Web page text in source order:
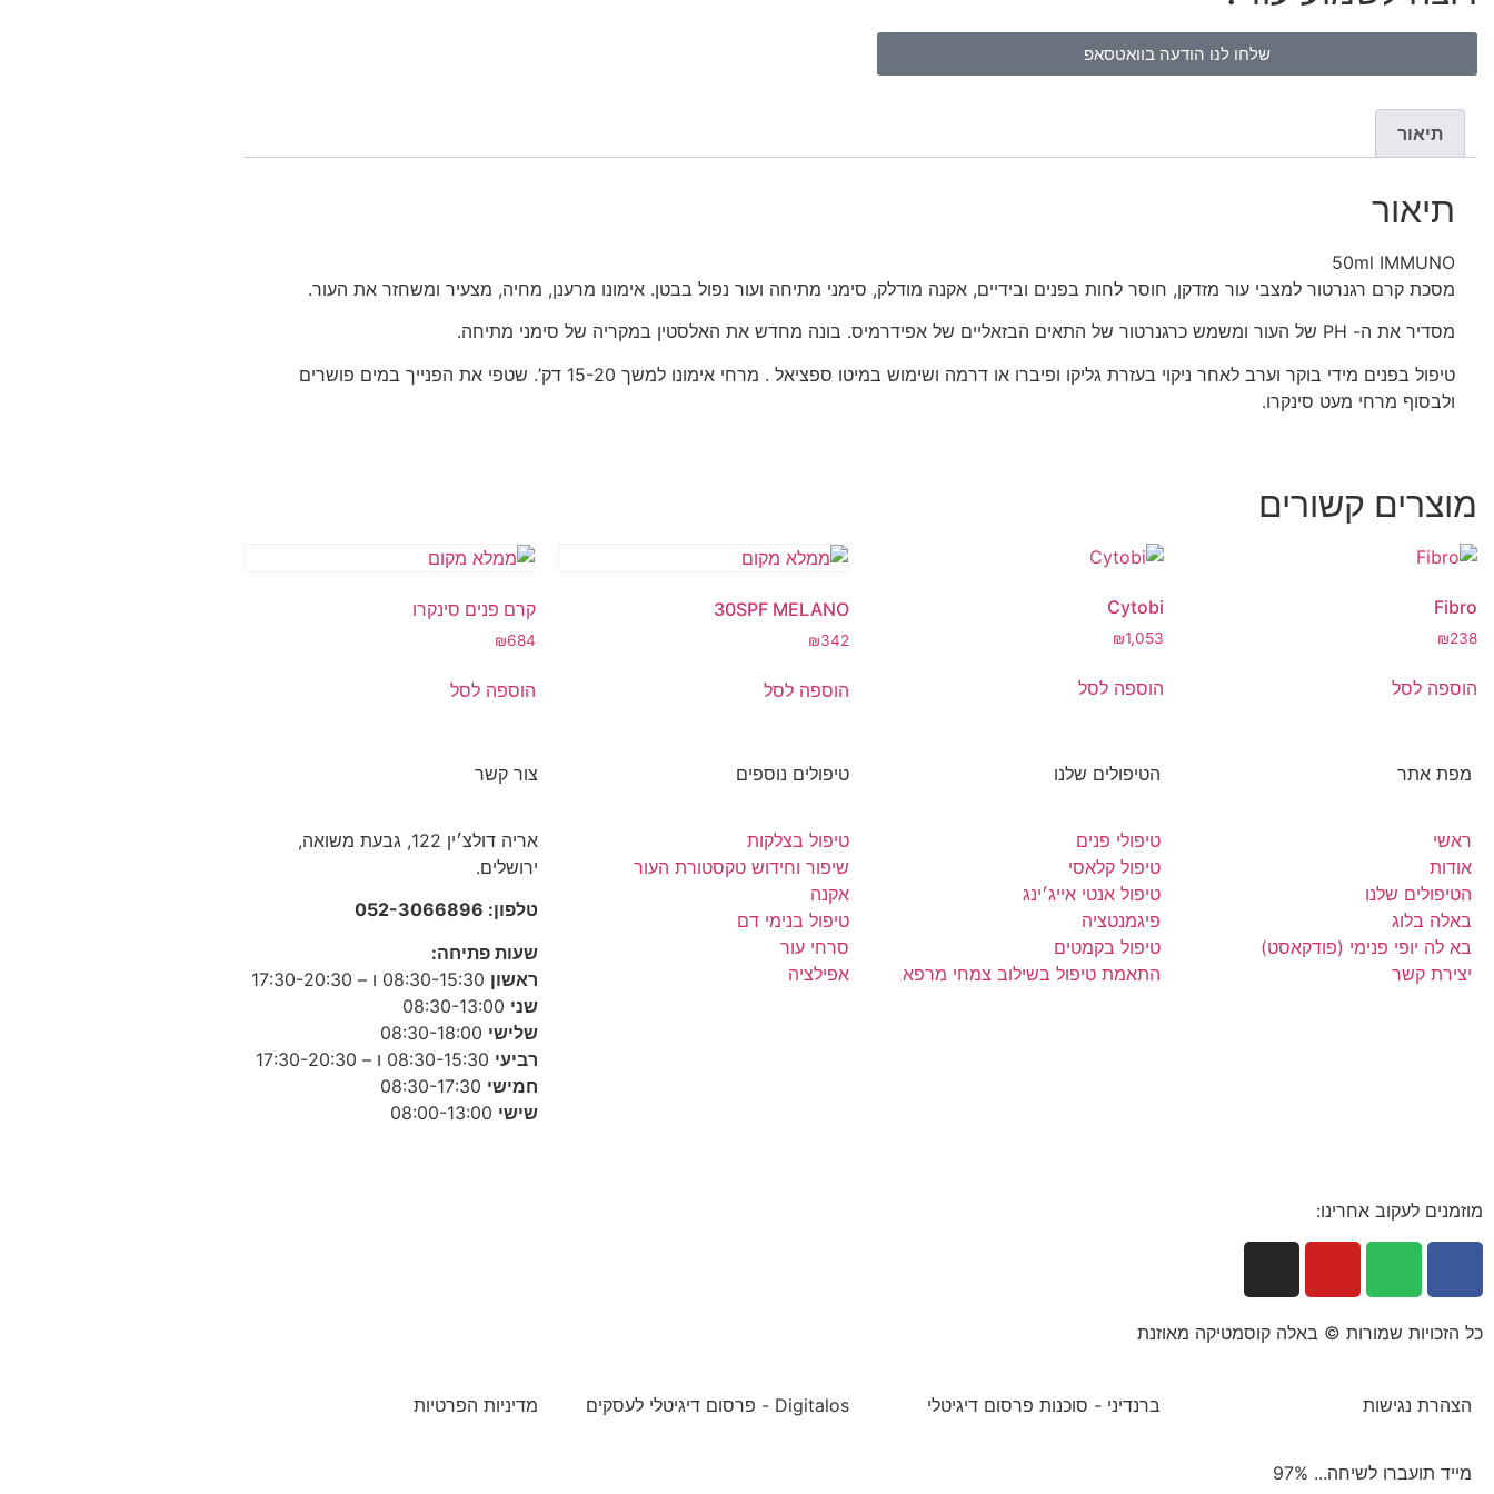
שלחו לנו הודעה בוואטסאפ
תיאור
תיאור
50ml IMMUNO
מסכת קרם רגנרטור למצבי עור מזדקן, חוסר לחות בפנים ובידיים, אקנה מודלק, סימני מתיחה ועור נפול בבטן. אימונו מרענן, מחיה, מצעיר ומשחזר את העור.
מסדיר את ה- PH של העור ומשמש כרגנרטור של התאים הבזאליים של אפידרמיס. בונה מחדש את האלסטין במקריה של סימני מתיחה.
טיפול בפנים מידי בוקר וערב לאחר ניקוי בעזרת גליקו ופיברו או דרמה ושימוש במיטו ספציאל . מרחי אימונו למשך 15-20 דק’. שטפי את הפנייך במים פושרים
ולבסוף מרחי מעט סינקרו.
מוצרים קשורים
Fibro
₪238
הוספה לסל
Cytobi
₪1,053
הוספה לסל
30SPF MELANO
₪342
הוספה לסל
קרם פנים סינקרו
₪684
הוספה לסל
מפת אתר
ראשי
אודות
הטיפולים שלנו
באלה בלוג
בא לה יופי פנימי (פודקאסט)
יצירת קשר
הטיפולים שלנו
טיפולי פנים
טיפול קלאסי
טיפול אנטי אייג׳ינג
פיגמנטציה
טיפול בקמטים
התאמת טיפול בשילוב צמחי מרפא
טיפולים נוספים
טיפול בצלקות
שיפור וחידוש טקסטורת העור
אקנה
טיפול בנימי דם
סרחי עור
אפילציה
צור קשר
אריה דולצ׳ין 122, גבעת משואה,
ירושלים.
טלפון: 052-3066896
שעות פתיחה:
ראשון
שני
שלישי
רביעי
חמישי
שישי
מוזמנים לעקוב אחרינו:
כל הזכויות שמורות © באלה קוסמטיקה מאוזנת
הצהרת נגישות ברנדיני - סוכנות פרסום דיגיטלי Digitalos - פרסום דיגיטלי לעסקים מדיניות הפרטיות
מייד תועברו לשיחה... 97%